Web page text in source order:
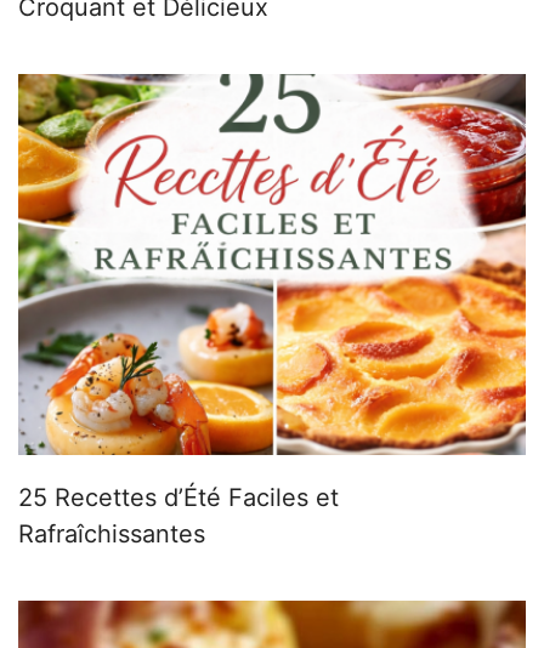
Croquant et Délicieux
25 Recettes d’Été Faciles et
Rafraîchissantes